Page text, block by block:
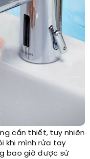
cần thiết, tuy nhiên
khi mình rửa tay
bao giờ được sử